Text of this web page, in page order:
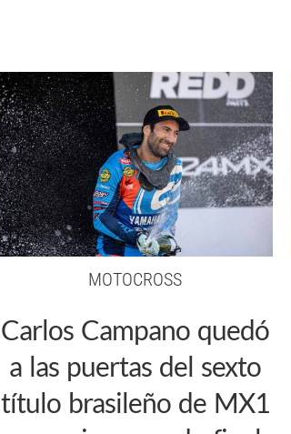
MOTOCROSS
Carlos Campano quedó
a las puertas del sexto
título brasileño de MX1